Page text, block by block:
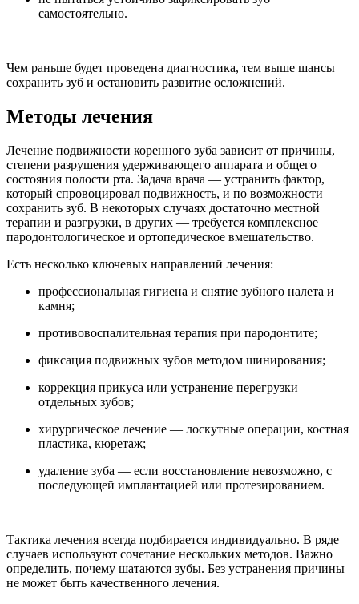
самостоятельно.
Чем раньше будет проведена диагностика, тем выше шансы
сохранить зуб и остановить развитие осложнений.
Методы лечения
Лечение подвижности коренного зуба зависит от причины,
степени разрушения удерживающего аппарата и общего
состояния полости рта. Задача врача — устранить фактор,
который спровоцировал подвижность, и по возможности
сохранить зуб. В некоторых случаях достаточно местной
терапии и разгрузки, в других — требуется комплексное
пародонтологическое и ортопедическое вмешательство.
Есть несколько ключевых направлений лечения:
профессиональная гигиена и снятие зубного налета и
камня;
противовоспалительная терапия при пародонтите;
фиксация подвижных зубов методом шинирования;
коррекция прикуса или устранение перегрузки
отдельных зубов;
хирургическое лечение — лоскутные операции, костная
пластика, кюретаж;
удаление зуба — если восстановление невозможно, с
последующей имплантацией или протезированием.
Тактика лечения всегда подбирается индивидуально. В ряде
случаев используют сочетание нескольких методов. Важно
определить, почему шатаются зубы. Без устранения причины
не может быть качественного лечения.